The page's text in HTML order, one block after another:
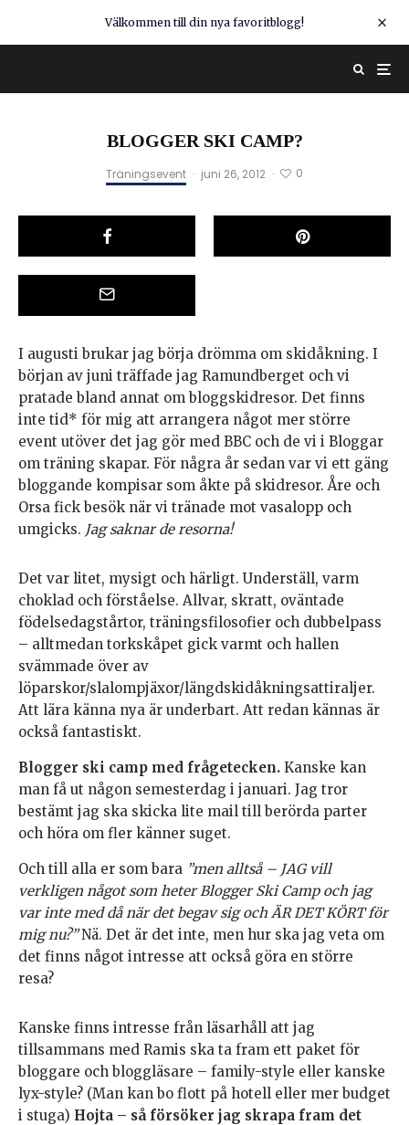
Välkommen till din nya favoritblogg!
BLOGGER SKI CAMP?
Träningsevent · juni 26, 2012 · 0
I augusti brukar jag börja drömma om skidåkning. I
början av juni träffade jag Ramundberget och vi
pratade bland annat om bloggskidresor. Det finns
inte tid* för mig att arrangera något mer större
event utöver det jag gör med BBC och de vi i Bloggar
om träning skapar. För några år sedan var vi ett gäng
bloggande kompisar som åkte på skidresor. Åre och
Orsa fick besök när vi tränade mot vasalopp och
umgicks. Jag saknar de resorna!
Det var litet, mysigt och härligt. Underställ, varm
choklad och förståelse. Allvar, skratt, oväntade
födelsedagstårtor, träningsfilosofier och dubbelpass
– alltmedan torkskåpet gick varmt och hallen
svämmade över av
löparskor/slalompjäxor/längdskidåkningsattiraljer.
Att lära känna nya är underbart. Att redan kännas är
också fantastiskt.
Blogger ski camp med frågetecken. Kanske kan
man få ut någon semesterdag i januari. Jag tror
bestämt jag ska skicka lite mail till berörda parter
och höra om fler känner suget.
Och till alla er som bara ”men alltså – JAG vill
verkligen något som heter Blogger Ski Camp och jag
var inte med då när det begav sig och ÄR DET KÖRT för
mig nu?”Nä. Det är det inte, men hur ska jag veta om
det finns något intresse att också göra en större
resa?
Kanske finns intresse från läsarhåll att jag
tillsammans med Ramis ska ta fram ett paket för
bloggare och bloggläsare – family-style eller kanske
lyx-style? (Man kan bo flott på hotell eller mer budget
i stuga) Hojta – så försöker jag skrapa fram det